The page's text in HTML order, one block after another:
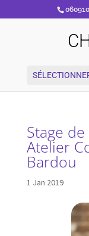
Stage
Atelier
Bardou
1 Jan 2019